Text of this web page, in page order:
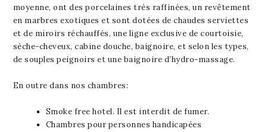
moyenne, ont des porcelaines très raffinées, un revêtement
en marbres exotiques et sont dotées de chaudes serviettes
et de miroirs réchauffés, une ligne exclusive de courtoisie,
sèche-cheveux, cabine douche, baignoire, et selon les types,
de souples peignoirs et une baignoire d’hydro-massage.
En outre dans nos chambres:
Smoke free hotel. Il est interdit de fumer.
Chambres pour personnes handicapées